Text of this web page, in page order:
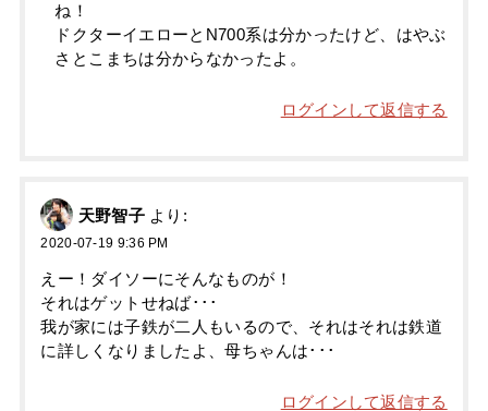
ね！
ドクターイエローとN700系は分かったけど、はやぶ
さとこまちは分からなかったよ。
ログインして返信する
天野智子 より:
2020-07-19 9:36 PM
えー！ダイソーにそんなものが！
それはゲットせねば･･･
我が家には子鉄が二人もいるので、それはそれは鉄道
に詳しくなりましたよ、母ちゃんは･･･
ログインして返信する